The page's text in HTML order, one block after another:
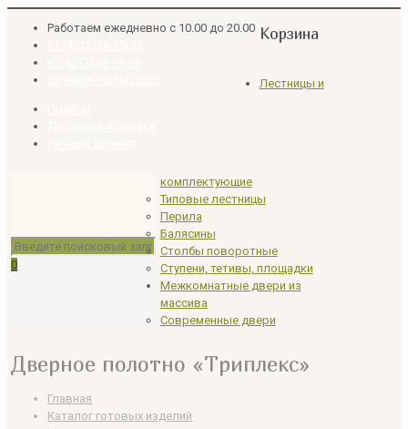
Работаем ежедневно с 10.00 до 20.00
0
Дверное полотно «Триплекс»
Главная
Каталог готовых изделий
Корзина
Лестницы и
комплектующие
Типовые лестницы
Перила
Балясины
Столбы поворотные
Ступени, тетивы, площадки
Межкомнатные двери из
массива
Современные двери